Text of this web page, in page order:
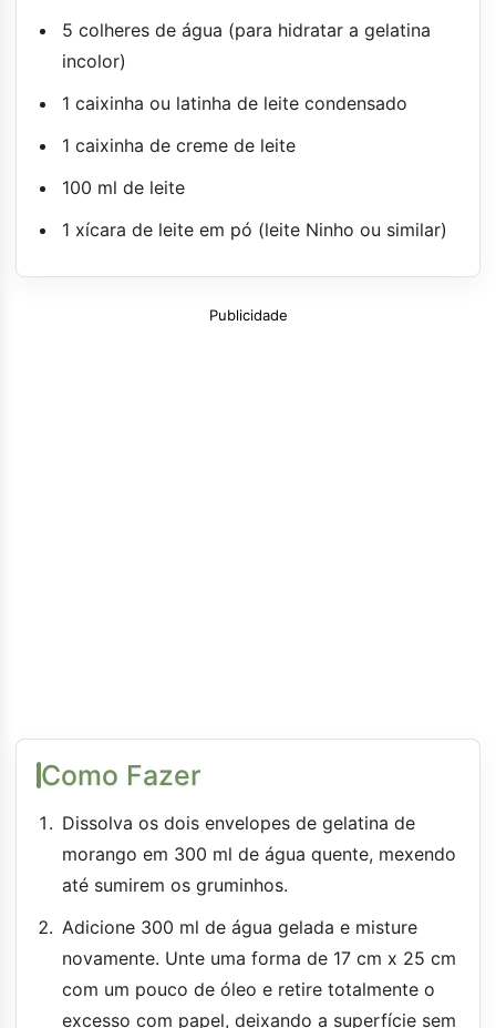
5 colheres de água (para hidratar a gelatina
incolor)
1 caixinha ou latinha de leite condensado
1 caixinha de creme de leite
100 ml de leite
1 xícara de leite em pó (leite Ninho ou similar)
Publicidade
Como Fazer
Dissolva os dois envelopes de gelatina de
morango em 300 ml de água quente, mexendo
até sumirem os gruminhos.
Adicione 300 ml de água gelada e misture
novamente. Unte uma forma de 17 cm x 25 cm
com um pouco de óleo e retire totalmente o
excesso com papel, deixando a superfície sem